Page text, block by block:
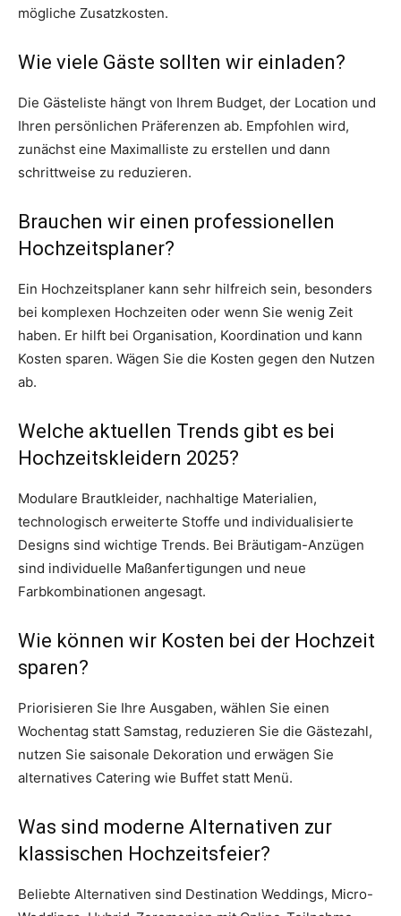
mögliche Zusatzkosten.
Wie viele Gäste sollten wir einladen?
Die Gästeliste hängt von Ihrem Budget, der Location und
Ihren persönlichen Präferenzen ab. Empfohlen wird,
zunächst eine Maximalliste zu erstellen und dann
schrittweise zu reduzieren.
Brauchen wir einen professionellen
Hochzeitsplaner?
Ein Hochzeitsplaner kann sehr hilfreich sein, besonders
bei komplexen Hochzeiten oder wenn Sie wenig Zeit
haben. Er hilft bei Organisation, Koordination und kann
Kosten sparen. Wägen Sie die Kosten gegen den Nutzen
ab.
Welche aktuellen Trends gibt es bei
Hochzeitskleidern 2025?
Modulare Brautkleider, nachhaltige Materialien,
technologisch erweiterte Stoffe und individualisierte
Designs sind wichtige Trends. Bei Bräutigam-Anzügen
sind individuelle Maßanfertigungen und neue
Farbkombinationen angesagt.
Wie können wir Kosten bei der Hochzeit
sparen?
Priorisieren Sie Ihre Ausgaben, wählen Sie einen
Wochentag statt Samstag, reduzieren Sie die Gästezahl,
nutzen Sie saisonale Dekoration und erwägen Sie
alternatives Catering wie Buffet statt Menü.
Was sind moderne Alternativen zur
klassischen Hochzeitsfeier?
Beliebte Alternativen sind Destination Weddings, Micro-